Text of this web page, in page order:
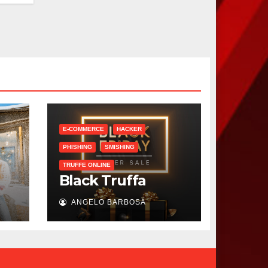
E-COMMERCE HACKER
PHISHING SMISHING
TRUFFE ONLINE
Black Truffa
ANGELO BARBOSA